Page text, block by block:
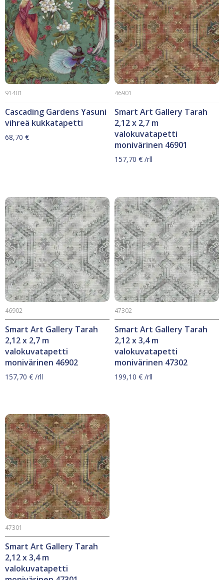
Cascading Gardens Yasuni
vihreä kukkatapetti
91401
68,70 €
Smart Art Gallery Tarah
2,12 x 2,7 m
valokuvatapetti
monivärinen 46901
46901
157,70 € /rll
Smart Art Gallery Tarah
2,12 x 2,7 m
valokuvatapetti
monivärinen 46902
46902
157,70 € /rll
Smart Art Gallery Tarah
2,12 x 3,4 m
valokuvatapetti
monivärinen 47302
47302
199,10 € /rll
Smart Art Gallery Tarah
2,12 x 3,4 m
valokuvatapetti
47301